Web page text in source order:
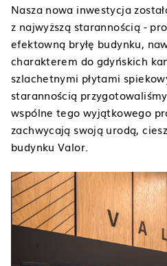
Nasza nowa inwestycja
z najwyższą starannością -
efektowną bryłę budynku,
charakterem do gdyńskich
szlachetnymi płytami
starannością
wspólne tego wyjątkowego
zachwycają swoją urodą,
budynku Valor.